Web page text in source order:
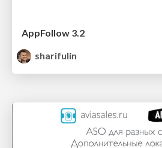
AppFollow 3.2
sharifulin